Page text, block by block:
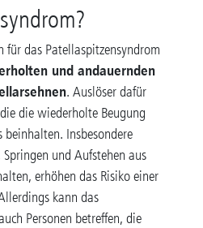
für das Patellaspitzensyndrom
und andauernden
. Auslöser dafür
die wiederholte Beugung
beinhalten. Insbesondere
und Aufstehen aus
erhöhen das Risiko einer
kann das
Personen betreffen, die